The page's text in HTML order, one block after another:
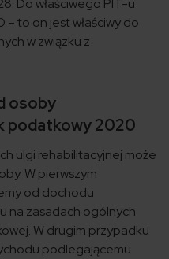
Do właściwego PIT-u
– to on jest właściwy do
w związku z
osoby
podatkowy 2020
ulgi rehabilitacyjnej może
W pierwszym
od dochodu
na zasadach ogólnych
W drugim przypadku
podlegającemu